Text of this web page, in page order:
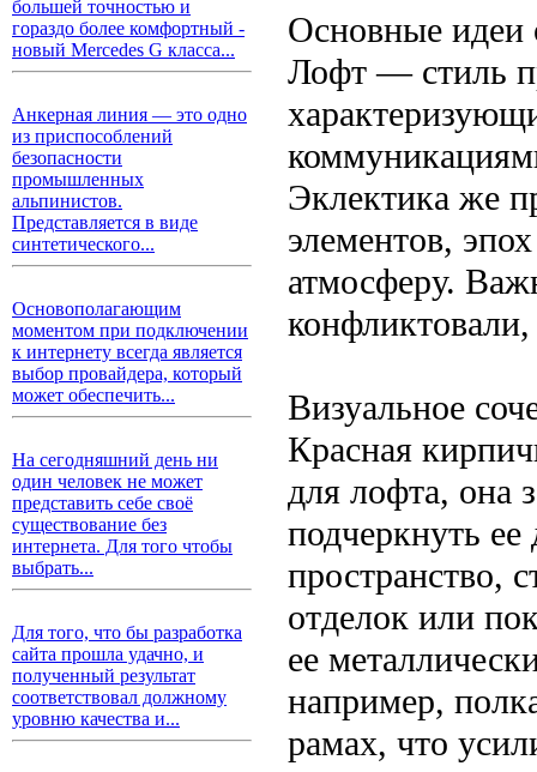
большей точностью и
гораздо более комфортный -
новый Mercedes G класса...
Анкерная линия — это одно
из приспособлений
безопасности
промышленных
альпинистов.
Представляется в виде
синтетического...
Основополагающим
моментом при подключении
к интернету всегда является
выбор провайдера, который
может обеспечить...
На сегодняшний день ни
один человек не может
представить себе своё
существование без
интернета. Для того чтобы
выбрать...
Для того, что бы разработка
сайта прошла удачно, и
полученный результат
соответствовал должному
уровню качества и...
Основные идеи
Лофт — стиль
Эклектика же
элементов,
атмосферу.
Визуальное
Красная
для лофта, она
подчеркнуть ее
пространство,
отделок или
ее
например,
рамах, что